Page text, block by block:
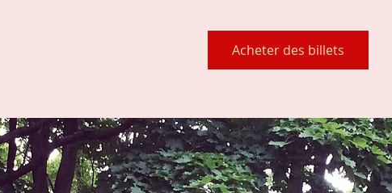
Acheter des billets